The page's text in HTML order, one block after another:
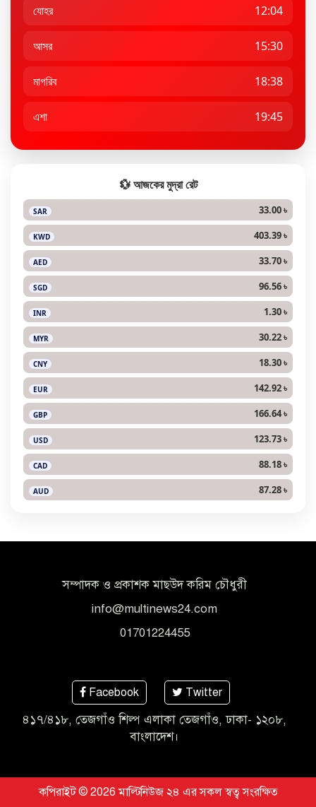
যোহর 12:04
আসর 15:30
মাগরিব 18:38
এশা 19:45
💱 আজকের মুদ্রা রেট
SAR 33.00 ৳
KWD 403.39 ৳
AED 33.70 ৳
SGD 96.56 ৳
INR 1.30 ৳
MYR 30.22 ৳
CNY 18.30 ৳
EUR 142.92 ৳
GBP 166.64 ৳
USD 123.73 ৳
CAD 88.18 ৳
AUD 87.28 ৳
সম্পাদক ও প্রকাশক মাছউদ করিম চৌধুরী
info@multinews24.com
01701224455
Facebook Twitter
৪১৭/৪১৮, তেজগাঁও শিল্প এলাকা তেজগাঁও, ঢাকা- ১২০৮,
বাংলাদেশ।
কপিরাইট © 2026 মাল্টিনিউজ ২৪ এর সকল স্বত্ব সংরক্ষিত